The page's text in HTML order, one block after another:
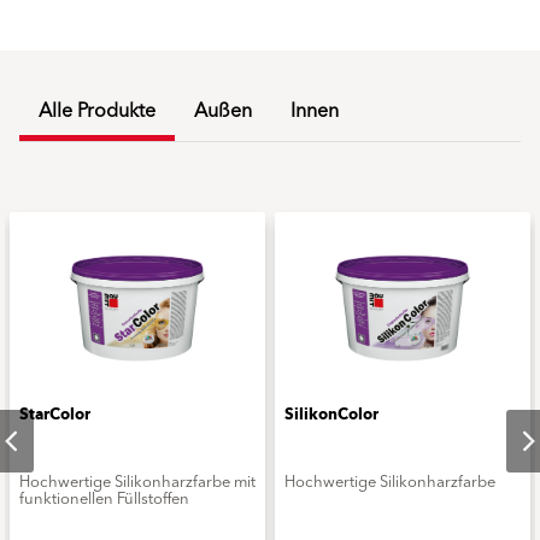
Alle Produkte Außen Innen
StarColor
Hochwertige Silikonharzfarbe mit
funktionellen Füllstoffen
SilikonColor
Hochwertige Silikonharzfarbe